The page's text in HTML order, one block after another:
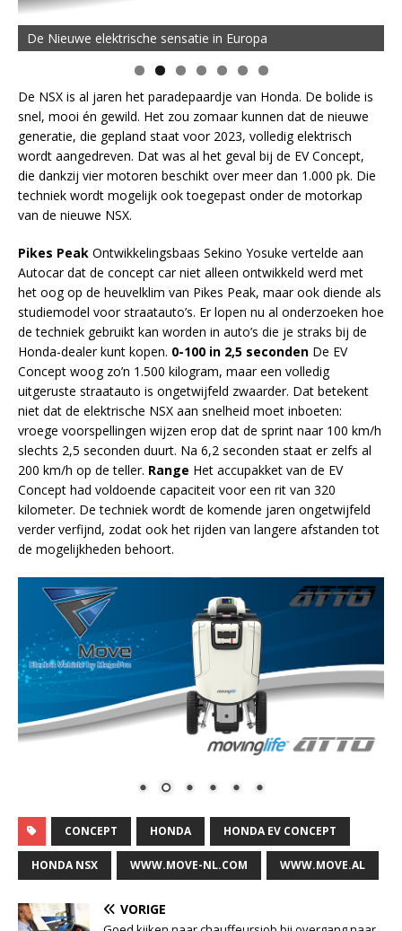
De Nieuwe elektrische sensatie in Europa
De NSX is al jaren het paradepaardje van Honda. De bolide is
snel, mooi én gewild. Het zou zomaar kunnen dat de nieuwe
generatie, die gepland staat voor 2023, volledig elektrisch
wordt aangedreven. Dat was al het geval bij de EV Concept,
die dankzij vier motoren beschikt over meer dan 1.000 pk. Die
techniek wordt mogelijk ook toegepast onder de motorkap
van de nieuwe NSX.
Pikes Peak Ontwikkelingsbaas Sekino Yosuke vertelde aan
Autocar dat de concept car niet alleen ontwikkeld werd met
het oog op de heuvelklim van Pikes Peak, maar ook diende als
studiemodel voor straatauto’s. Er lopen nu al onderzoeken hoe
de techniek gebruikt kan worden in auto’s die je straks bij de
Honda-dealer kunt kopen. 0-100 in 2,5 seconden De EV
Concept woog zo’n 1.500 kilogram, maar een volledig
uitgeruste straatauto is ongetwijfeld zwaarder. Dat betekent
niet dat de elektrische NSX aan snelheid moet inboeten:
vroege voorspellingen wijzen erop dat de sprint naar 100 km/h
slechts 2,5 seconden duurt. Na 6,2 seconden staat er zelfs al
200 km/h op de teller. Range Het accupakket van de EV
Concept had voldoende capaciteit voor een rit van 320
kilometer. De techniek wordt de komende jaren ongetwijfeld
verder verfijnd, zodat ook het rijden van langere afstanden tot
de mogelijkheden behoort.
CONCEPT HONDA HONDA EV CONCEPT
HONDA NSX WWW.MOVE-NL.COM WWW.MOVE.AL
VORIGE